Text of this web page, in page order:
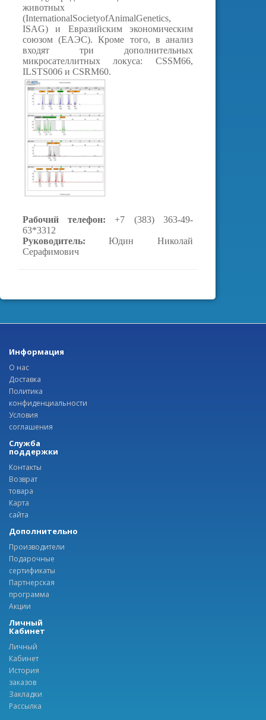
животных
(InternationalSocietyofAnimalGenetics,
ISAG) и Евразийским экономическим
союзом (ЕАЭС). Кроме того, в анализ
входят три дополнительных
микросателлитных локуса: CSSM66,
ILSTS006 и CSRM60.
Рабочий телефон:+7 (383) 363-49-
63*3312
Руководитель: Юдин Николай
Серафимович
Информация
О нас
Доставка
Политика
конфиденциальности
Условия
соглашения
Служба
поддержки
Контакты
Возврат
товара
Карта
сайта
Дополнительно
Производители
Подарочные
сертификаты
Партнерская
программа
Акции
Личный
Кабинет
Личный
Кабинет
История
заказов
Закладки
Рассылка